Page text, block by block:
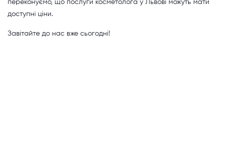
переконуємо, що послуги косметолога у Львові можуть мати
доступні ціни.
Завітайте до нас вже сьогодні!